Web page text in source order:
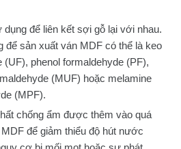
để liên kết sợi gỗ lại với nhau.
để sản xuất ván MDF có thể là keo
(UF), phenol formaldehyde (PF),
(MUF) hoặc melamine
(MPF).
chống ẩm được thêm vào quá
để giảm thiểu độ hút nước